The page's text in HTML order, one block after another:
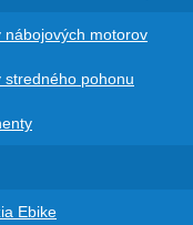
nábojových motorov
stredného pohonu
Ebike